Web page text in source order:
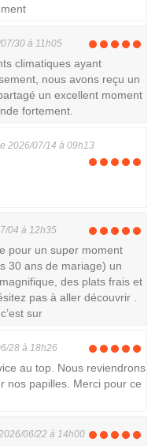
30 à 11h05
climatiques ayant
nous avons reçu un
un excellent moment
fortement.
2026/07/14 à 09h13
04 à 12h35
pour un super moment
30 ans de mariage) un
des plats frais et
pas à aller découvrir .
sur
28 à 18h26
au top. Nous reviendrons
nos papilles. Merci pour ce
06/22 à 14h00